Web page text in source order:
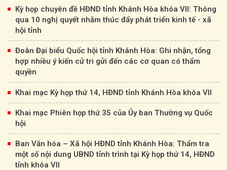
Kỳ họp chuyên đề HĐND tỉnh Khánh Hòa khóa VII: Thông
qua 10 nghị quyết nhằm thúc đẩy phát triển kinh tế - xã
hội tỉnh
Đoàn Đại biểu Quốc hội tỉnh Khánh Hòa: Ghi nhận, tổng
hợp nhiều ý kiến cử tri gửi đến các cơ quan có thẩm
quyền
Khai mạc Kỳ họp thứ 14, HĐND tỉnh Khánh Hòa khóa VII
Khai mạc Phiên họp thứ 35 của Ủy ban Thường vụ Quốc
hội
Ban Văn hóa – Xã hội HĐND tỉnh Khánh Hòa: Thẩm tra
một số nội dung UBND tỉnh trình tại Kỳ họp thứ 14, HĐND
tỉnh khóa VII